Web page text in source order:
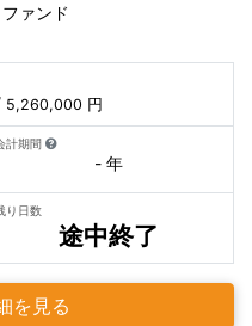
ァンド
5,260,000 円
計期間
- 年
り日数
途中終了
を見る